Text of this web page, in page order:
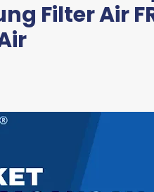
Filter Air